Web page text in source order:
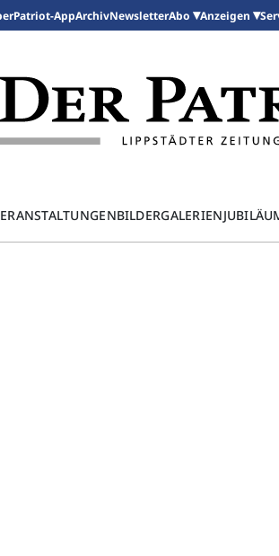
Patriot-AppArchivNewsletterAbo Anzeigen
BILDERGALERIEN